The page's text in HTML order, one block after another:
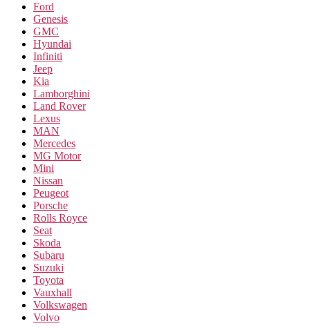
Ford
Genesis
GMC
Hyundai
Infiniti
Jeep
Kia
Lamborghini
Land Rover
Lexus
MAN
Mercedes
MG Motor
Mini
Nissan
Peugeot
Porsche
Rolls Royce
Seat
Skoda
Subaru
Suzuki
Toyota
Vauxhall
Volkswagen
Volvo